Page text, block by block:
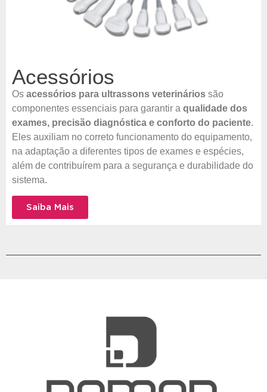
Acessórios
Os acessórios para ultrassons veterinários são
componentes essenciais para garantir a qualidade dos
exames, precisão diagnóstica e conforto do paciente.
Eles auxiliam no correto funcionamento do equipamento,
na adaptação a diferentes tipos de exames e espécies,
além de contribuírem para a segurança e durabilidade do
sistema.
Saiba Mais